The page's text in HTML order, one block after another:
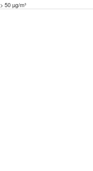
> 50 µg/m³